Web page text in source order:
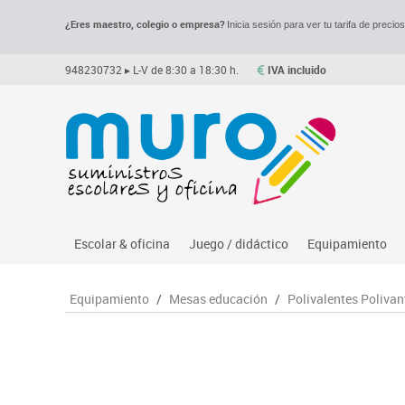
¿Eres maestro, colegio o empresa?Inicia sesión para ver tu tarifa de precios.
948230732 ▸ L-V de 8:30 a 18:30 h. IVA incluido
Escolar & oficina
Archivo
Juego / didáctico
Asociación y atención
Equipamiento
Despachos y
Equipamiento / Mesas educación / Polivalentes